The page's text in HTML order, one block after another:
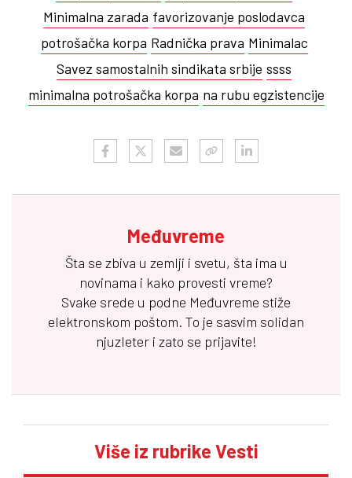
Minimalna zarada favorizovanje poslodavca
potrošačka korpa Radnička prava Minimalac
Savez samostalnih sindikata srbije ssss
minimalna potrošačka korpa na rubu egzistencije
Međuvreme
Šta se zbiva u zemlji i svetu, šta ima u
novinama i kako provesti vreme?
Svake srede u podne Međuvreme stiže
elektronskom poštom. To je sasvim solidan
njuzleter i zato se prijavite!
Više iz rubrike Vesti